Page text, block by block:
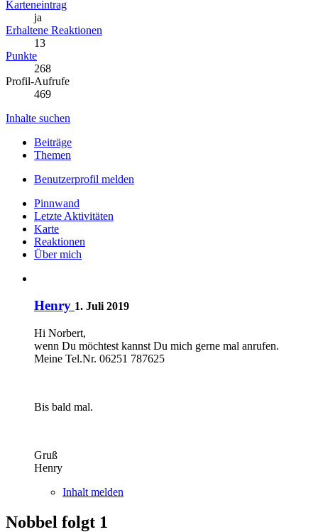
Karteneintrag
ja
Erhaltene Reaktionen
13
Punkte
268
Profil-Aufrufe
469
Inhalte suchen
Beiträge
Themen
Benutzerprofil melden
Pinnwand
Letzte Aktivitäten
Karte
Reaktionen
Über mich
Henry 1. Juli 2019
Hi Norbert,
wenn Du möchtest kannst Du mich gerne mal anrufen.
Meine Tel.Nr. 06251 787625
Bis bald mal.
Gruß
Henry
Inhalt melden
Nobbel folgt 1